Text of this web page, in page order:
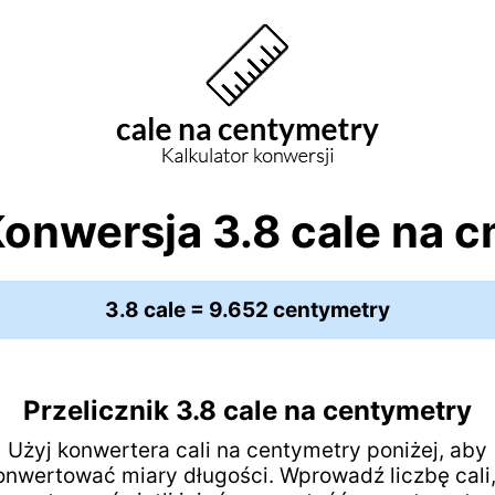
3.8 cale na
3.8 cale = 9.652 centymetry
Przelicznik 3.8 cale na centymetry
Użyj konwertera cali na centymetry poniżej, aby
miary długości. Wprowadź liczbę